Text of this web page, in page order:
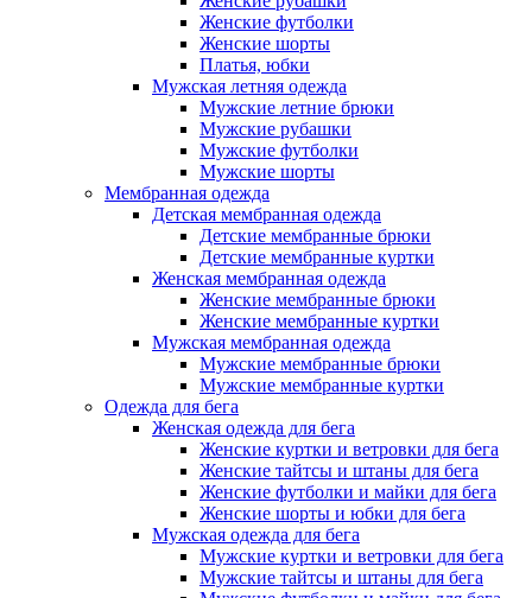
Женские футболки
Женские шорты
Платья, юбки
Мужская летняя одежда
Мужские летние брюки
Мужские рубашки
Мужские футболки
Мужские шорты
Мембранная одежда
Детская мембранная одежда
Детские мембранные брюки
Детские мембранные куртки
Женская мембранная одежда
Женские мембранные брюки
Женские мембранные куртки
Мужская мембранная одежда
Мужские мембранные брюки
Мужские мембранные куртки
Одежда для бега
Женская одежда для бега
Женские куртки и ветровки для бега
Женские тайтсы и штаны для бега
Женские футболки и майки для бега
Женские шорты и юбки для бега
Мужская одежда для бега
Мужские куртки и ветровки для бега
Мужские тайтсы и штаны для бега